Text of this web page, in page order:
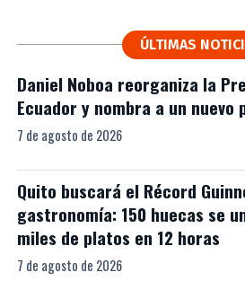
ÚLTIMAS
Daniel Noboa reorganiza la
Ecuador y nombra a un nuevo
7 de agosto de 2026
Quito buscará el Récord
gastronomía: 150 huecas se
miles de platos en 12 horas
7 de agosto de 2026